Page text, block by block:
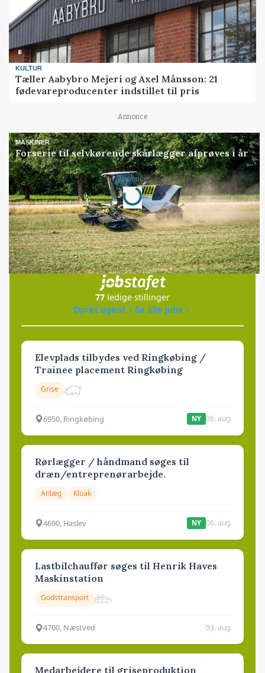
KULTUR
Tæller Aabybro Mejeri og Axel Månsson: 21
fødevareproducenter indstillet til pris
Annonce
MASKINER
Forserie til selvkørende skårlægger afprøves i år
Annonce
Loading...
Jobs
i samarbejde med
77 ledige stillinger
Opret agent
Se alle jobs
Elevplads tilbydes ved Ringkøbing /
Trainee placement Ringkøbing
Grise
6950, Ringkøbing NY 06. aug.
Rørlægger / håndmand søges til
dræn/entreprenørarbejde.
Anlæg Kloak
4690, Haslev NY 06. aug.
Lastbilchauffør søges til Henrik Haves
Maskinstation
Godstransport
4700, Næstved 03. aug.
Medarbejdere til griseproduktion